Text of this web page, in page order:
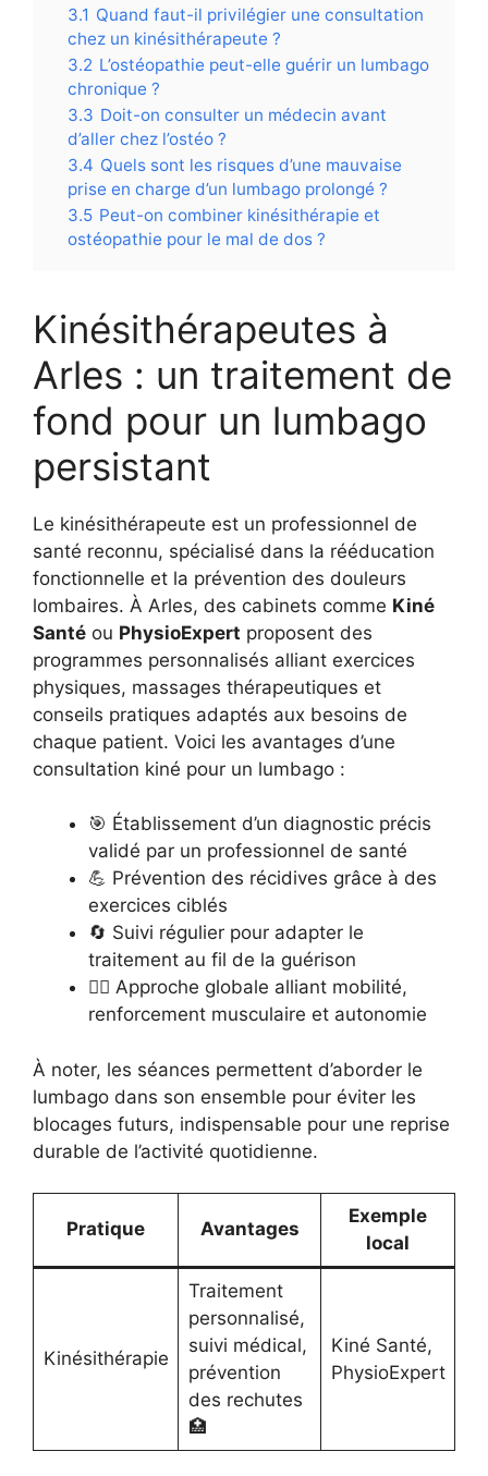
3.1 Quand faut-il privilégier une consultation
chez un kinésithérapeute ?
3.2 L’ostéopathie peut-elle guérir un lumbago
chronique ?
3.3 Doit-on consulter un médecin avant
d’aller chez l’ostéo ?
3.4 Quels sont les risques d’une mauvaise
prise en charge d’un lumbago prolongé ?
3.5 Peut-on combiner kinésithérapie et
ostéopathie pour le mal de dos ?
Kinésithérapeutes à
Arles : un traitement de
fond pour un lumbago
persistant
Le kinésithérapeute est un professionnel de
santé reconnu, spécialisé dans la rééducation
fonctionnelle et la prévention des douleurs
lombaires. À Arles, des cabinets comme Kiné
Santé ou PhysioExpert proposent des
programmes personnalisés alliant exercices
physiques, massages thérapeutiques et
conseils pratiques adaptés aux besoins de
chaque patient. Voici les avantages d’une
consultation kiné pour un lumbago :
🎯 Établissement d’un diagnostic précis
validé par un professionnel de santé
💪 Prévention des récidives grâce à des
exercices ciblés
🔄 Suivi régulier pour adapter le
traitement au fil de la guérison
🧑‍⚕️ Approche globale alliant mobilité,
renforcement musculaire et autonomie
À noter, les séances permettent d’aborder le
lumbago dans son ensemble pour éviter les
blocages futurs, indispensable pour une reprise
durable de l’activité quotidienne.
Pratique Avantages
Exemple
local
Kinésithérapie
Traitement
personnalisé,
suivi médical,
prévention
des rechutes
🏥
Kiné Santé,
PhysioExpert